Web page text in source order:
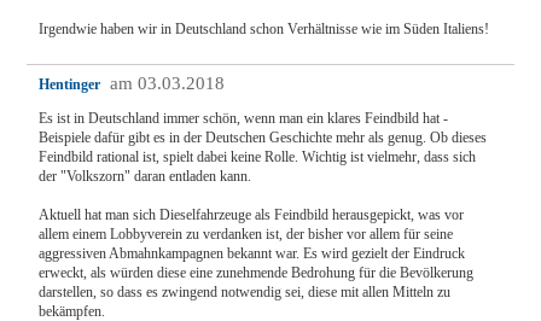
Irgendwie haben wir in Deutschland schon Verhältnisse wie im Süden Italiens!
Hentinger am 03.03.2018
Es ist in Deutschland immer schön, wenn man ein klares Feindbild hat -
Beispiele dafür gibt es in der Deutschen Geschichte mehr als genug. Ob dieses
Feindbild rational ist, spielt dabei keine Rolle. Wichtig ist vielmehr, dass sich
der "Volkszorn" daran entladen kann.
Aktuell hat man sich Dieselfahrzeuge als Feindbild herausgepickt, was vor
allem einem Lobbyverein zu verdanken ist, der bisher vor allem für seine
aggressiven Abmahnkampagnen bekannt war. Es wird gezielt der Eindruck
erweckt, als würden diese eine zunehmende Bedrohung für die Bevölkerung
darstellen, so dass es zwingend notwendig sei, diese mit allen Mitteln zu
bekämpfen.